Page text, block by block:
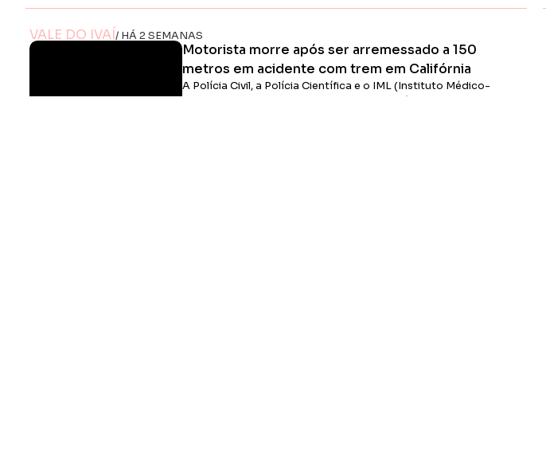
VALE DO IVAÍ/ HÁ 2 SEMANAS
Motorista morre após ser arremessado a 150
metros em acidente com trem em Califórnia
A Polícia Civil, a Polícia Científica e o IML (Instituto Médico-